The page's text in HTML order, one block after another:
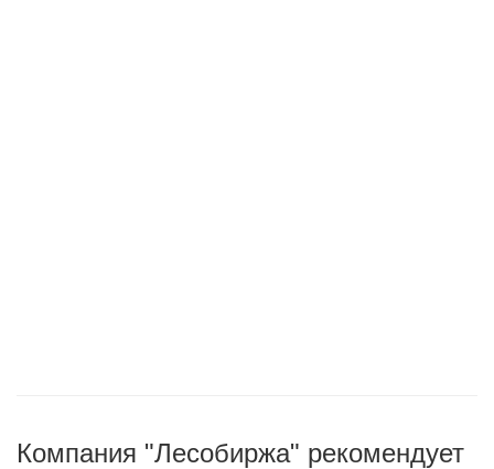
Компания "Лесобиржа" рекомендует